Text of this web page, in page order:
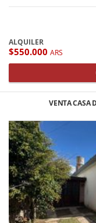
ALQUILER
$550.000 ARS
VENTA CASA